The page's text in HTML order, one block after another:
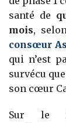
santé de
mois,
consœur
qui n’est
survécu
son cœur
Sur le